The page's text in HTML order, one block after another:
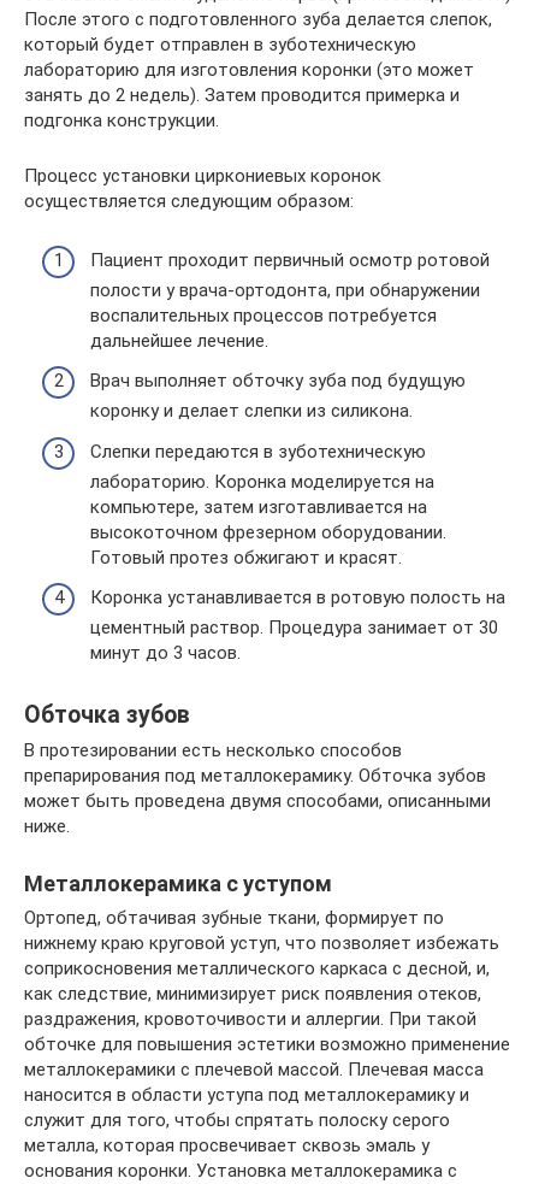
После этого с подготовленного зуба делается слепок,
который будет отправлен в зуботехническую
лабораторию для изготовления коронки (это может
занять до 2 недель). Затем проводится примерка и
подгонка конструкции.
Процесс установки циркониевых коронок
осуществляется следующим образом:
Пациент проходит первичный осмотр ротовой
полости у врача-ортодонта, при обнаружении
воспалительных процессов потребуется
дальнейшее лечение.
Врач выполняет обточку зуба под будущую
коронку и делает слепки из силикона.
Слепки передаются в зуботехническую
лабораторию. Коронка моделируется на
компьютере, затем изготавливается на
высокоточном фрезерном оборудовании.
Готовый протез обжигают и красят.
Коронка устанавливается в ротовую полость на
цементный раствор. Процедура занимает от 30
минут до 3 часов.
Обточка зубов
В протезировании есть несколько способов
препарирования под металлокерамику. Обточка зубов
может быть проведена двумя способами, описанными
ниже.
Металлокерамика с уступом
Ортопед, обтачивая зубные ткани, формирует по
нижнему краю круговой уступ, что позволяет избежать
соприкосновения металлического каркаса с десной, и,
как следствие, минимизирует риск появления отеков,
раздражения, кровоточивости и аллергии. При такой
обточке для повышения эстетики возможно применение
металлокерамики с плечевой массой. Плечевая масса
наносится в области уступа под металлокерамику и
служит для того, чтобы спрятать полоску серого
металла, которая просвечивает сквозь эмаль у
основания коронки. Установка металлокерамика с